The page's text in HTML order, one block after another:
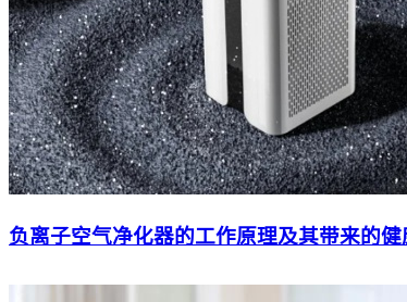
负离子空气净化器的工作原理及其带来的健